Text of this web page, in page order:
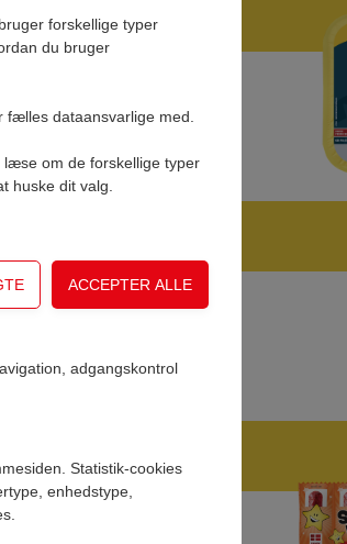
forskellige typer
du bruger
fælles dataansvarlige med.
læse om de forskellige typer
huske dit valg.
adgangskontrol
Statistik-cookies
enhedstype,